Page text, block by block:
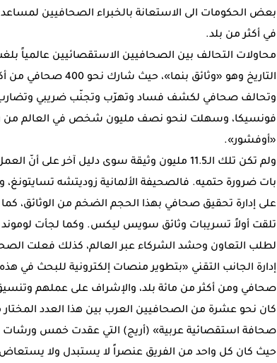
بعض الحكومات الى الاستعانة بالخبراء الصحافيين
في أكثر من بلد.
محاولات التحالف بين الصحافيين الاستقصائيين عالمياً
وتحالف صحافي لكشف فساد وتهرّب وتجنّب ضريبي
فونسيكا، وسهلت لنحو نصف مليون شخص في العالم من
«أوفشور».
ولم تكن تلك الـ11.5 مليون وثيقة سوى دليل
بات ضرورة حتميه. فالصحيفة الألمانية زوديتشه تسايتونغ،
على إدارة تحقيق صحافي بهذا الحجم الضخم من الوثائق،
تلقت أولاً تسريبات وثائق سويس ليكس. وكما لجأت لوموند
لطلب التعاون وحشد الشركاء عبر العالم، كذلك فعلت
صحافي ومن أكثر من مائة بلد، والإشراف على عملهم
كان نحو عشرة من الصحافيين العرب بين هذا العدد
صحافة استقصائية عربية» (أريج) التي عقدت خمس ورشات
حيث كان كل واحد من الفريق عنصراً لا يستبدل ولا يستعاض